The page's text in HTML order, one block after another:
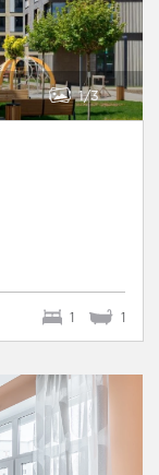
1 3
1 1